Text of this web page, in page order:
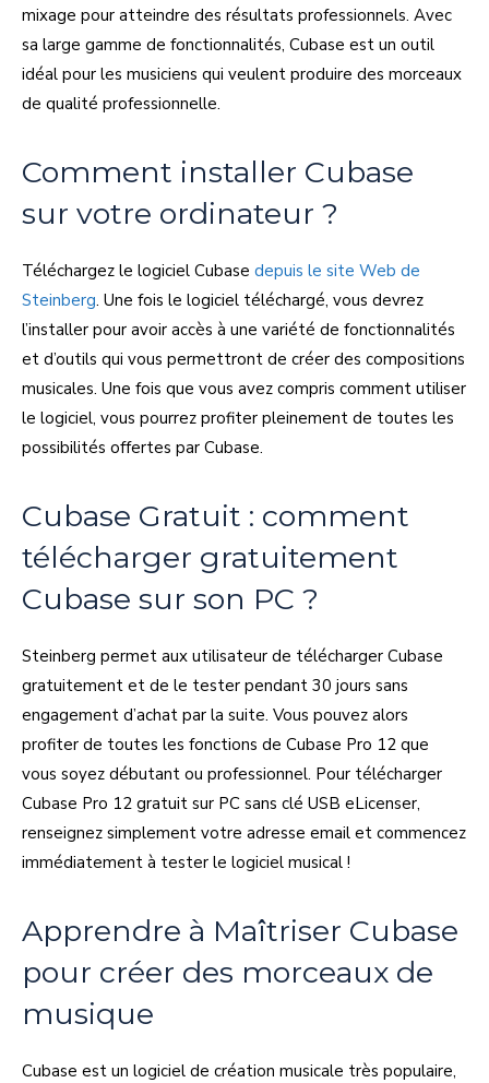
mixage pour atteindre des résultats professionnels. Avec
sa large gamme de fonctionnalités, Cubase est un outil
idéal pour les musiciens qui veulent produire des morceaux
de qualité professionnelle.
Comment installer Cubase
sur votre ordinateur ?
Téléchargez le logiciel Cubase depuis le site Web de
Steinberg. Une fois le logiciel téléchargé, vous devrez
l’installer pour avoir accès à une variété de fonctionnalités
et d’outils qui vous permettront de créer des compositions
musicales. Une fois que vous avez compris comment utiliser
le logiciel, vous pourrez profiter pleinement de toutes les
possibilités offertes par Cubase.
Cubase Gratuit : comment
télécharger gratuitement
Cubase sur son PC ?
Steinberg permet aux utilisateur de télécharger Cubase
gratuitement et de le tester pendant 30 jours sans
engagement d’achat par la suite. Vous pouvez alors
profiter de toutes les fonctions de Cubase Pro 12 que
vous soyez débutant ou professionnel. Pour télécharger
Cubase Pro 12 gratuit sur PC sans clé USB eLicenser,
renseignez simplement votre adresse email et commencez
immédiatement à tester le logiciel musical !
Apprendre à Maîtriser Cubase
pour créer des morceaux de
musique
Cubase est un logiciel de création musicale très populaire,